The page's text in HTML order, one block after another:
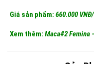
Giá sản phẩm: 660.000
Xem thêm: Maca#2 Femina